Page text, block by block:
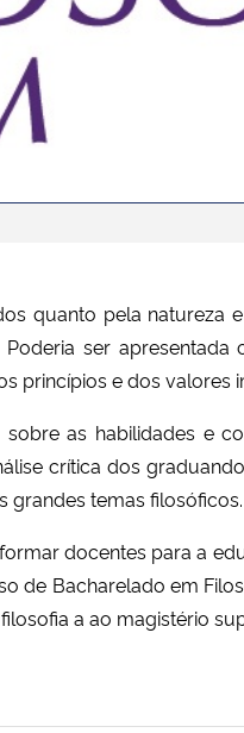
quanto pela natureza
ser
princípios e dos valores
as habilidades e
crítica dos
grandes temas filosóficos.
docentes para a
de Bacharelado em
a ao magistério